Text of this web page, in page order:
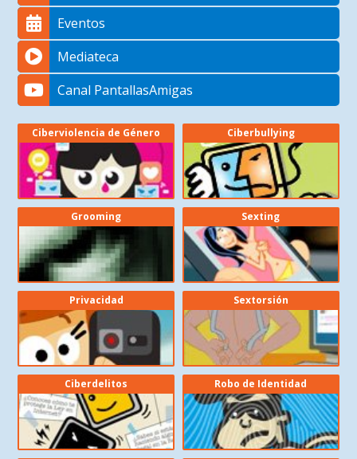
Eventos
Mediateca
Canal PantallasAmigas
Ciberviolencia de Género Ciberbullying
Grooming Sexting
Privacidad Sextorsión
Ciberdelitos Robo de Identidad